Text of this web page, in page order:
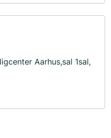
Aarhus,sal 1sal,